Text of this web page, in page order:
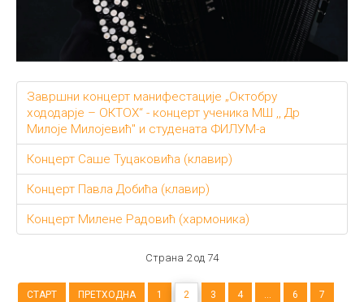
Завршни концерт манифестације „Октобру
хододарје – ОКТОХ“ - концерт ученика МШ ,, Др
Милоје Милојевић" и студената ФИЛУМ-а
Концерт Саше Туцаковића (клавир)
Концерт Павла Добића (клавир)
Концерт Милене Радовић (хармоника)
Страна 2 од 74
СТАРТ ПРЕТХОДНА 1 2 3 4 ... 6
7